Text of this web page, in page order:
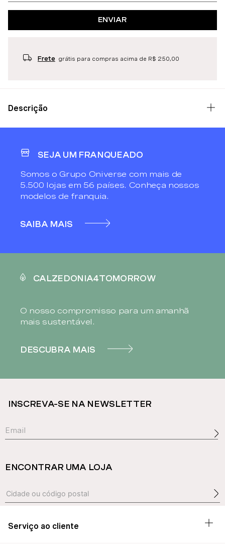
ENVIAR
Frete grátis para compras acima de R$ 250,00
Descrição
SEJA UM FRANQUEADO
Somos o Grupo Oniverse com mais de
5.500 lojas em 56 países. Conheça nossos
modelos de franquia.
SAIBA MAIS
CALZEDONIA4TOMORROW
O nosso compromisso para um amanhã
mais sustentável.
DESCUBRA MAIS
INSCREVA-SE NA NEWSLETTER
ENCONTRAR UMA LOJA
Serviço ao cliente